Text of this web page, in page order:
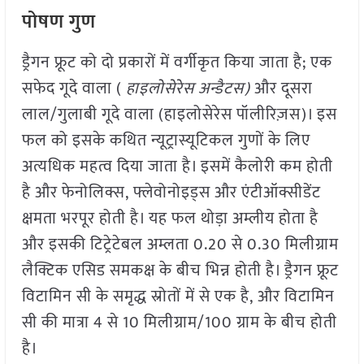
पोषण गुण
ड्रैगन फ्रूट को दो प्रकारों में वर्गीकृत किया जाता है; एक
सफेद गूदे वाला ( हाइलोसेरेस अन्डैटस)और दूसरा
लाल/गुलाबी गूदे वाला (हाइलोसेरेस पॉलीरिज़स)। इस
फल को इसके कथित न्यूट्रास्यूटिकल गुणों के लिए
अत्यधिक महत्व दिया जाता है। इसमें कैलोरी कम होती
है और फेनोलिक्स, फ्लेवोनोइड्स और एंटीऑक्सीडेंट
क्षमता भरपूर होती है। यह फल थोड़ा अम्लीय होता है
और इसकी टिट्रेटेबल अम्लता 0.20 से 0.30 मिलीग्राम
लैक्टिक एसिड समकक्ष के बीच भिन्न होती है। ड्रैगन फ्रूट
विटामिन सी के समृद्ध स्रोतों में से एक है, और विटामिन
सी की मात्रा 4 से 10 मिलीग्राम/100 ग्राम के बीच होती
है।